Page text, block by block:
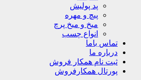
پد پولیش
پیچ و مهره
میخ و میخ پرچ
انواع چسب
تماس باما
درباره ما
ثبت نام همکار فروش
پورتال همکارفروش